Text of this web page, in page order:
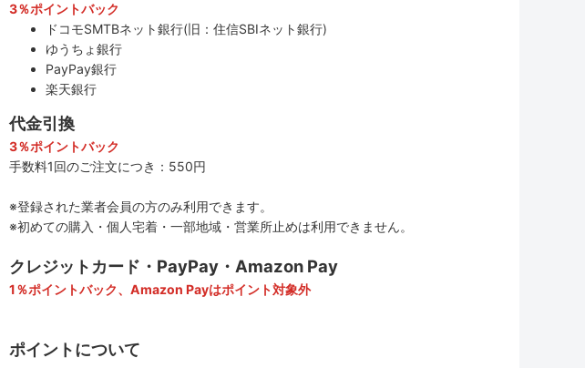
3％ポイントバック
ドコモSMTBネット銀行(旧：住信SBIネット銀行)
ゆうちょ銀行
PayPay銀行
楽天銀行
代金引換
3％ポイントバック
手数料1回のご注文につき：550円
※登録された業者会員の方のみ利用できます。
※初めての購入・個人宅着・一部地域・営業所止めは利用できません。
クレジットカード・PayPay・Amazon Pay
1％ポイントバック、Amazon Payはポイント対象外
ポイントについて